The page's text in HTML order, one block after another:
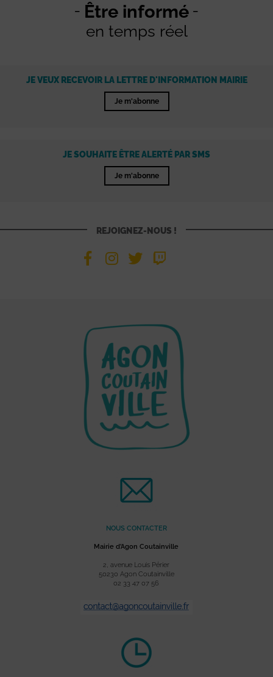
Être informé
en temps réel
JE VEUX RECEVOIR LA LETTRE D'INFORMATION MAIRIE
Je m'abonne
JE SOUHAITE ÊTRE ALERTÉ PAR SMS
Je m'abonne
REJOIGNEZ-NOUS !
NOUS CONTACTER
Mairie d’Agon Coutainville
2, avenue Louis Périer
50230 Agon Coutainville
02 33 47 07 56